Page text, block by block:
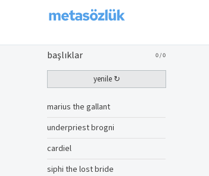
0/0
başlıklar
yenile ↻
marius the gallant
underpriest brogni
cardiel
siphi the lost bride